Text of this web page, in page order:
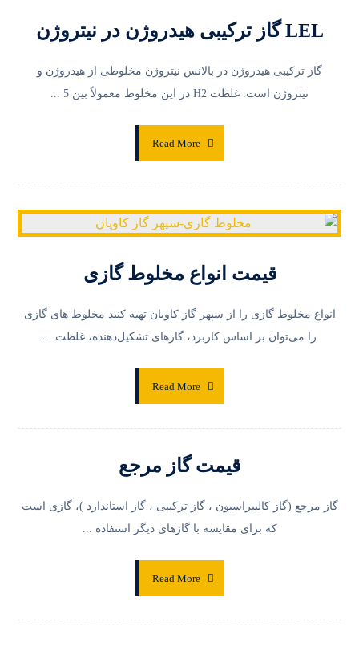
LEL گاز ترکیبی هیدروژن در نیتروژن
گاز ترکیبی هیدروژن در بالانس نیتروژن مخلوطی از هیدروژن و
نیتروژن است. غلظت H2 در این مخلوط معمولاً بین 5 ...
Read More
قیمت انواع مخلوط گازی
انواع مخلوط گازی را از سپهر گاز کاویان تهیه کنید مخلوط‌ های گازی
را می‌توان بر اساس کاربرد، گازهای تشکیل‌دهنده، غلظت ...
Read More
قیمت گاز مرجع
گاز مرجع (گاز کالیبراسیون ، گاز ترکیبی ، گاز استاندارد )، گازی است
که برای مقایسه با گازهای دیگر استفاده ...
Read More